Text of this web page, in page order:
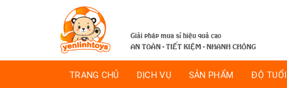
TRANG CHỦ DỊCH VỤ SẢN PHẨM ĐỘ TUỔI